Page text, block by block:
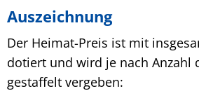
Auszeichnung
Der Heimat-Preis ist mit
dotiert und wird je nach Anzahl
gestaffelt vergeben: